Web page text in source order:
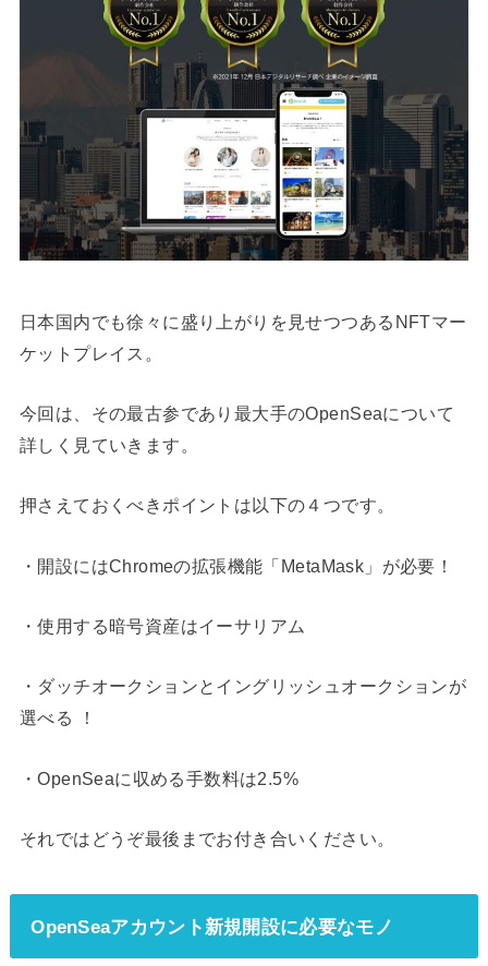
日本国内でも徐々に盛り上がりを見せつつあるNFTマー
ケットプレイス。
今回は、その最古参であり最大手のOpenSeaについて
詳しく見ていきます。
押さえておくべきポイントは以下の４つです。
・開設にはChromeの拡張機能「MetaMask」が必要！
・使用する暗号資産はイーサリアム
・ダッチオークションとイングリッシュオークションが
選べる ！
・OpenSeaに収める手数料は2.5%
それではどうぞ最後までお付き合いください。
OpenSeaアカウント新規開設に必要なモノ